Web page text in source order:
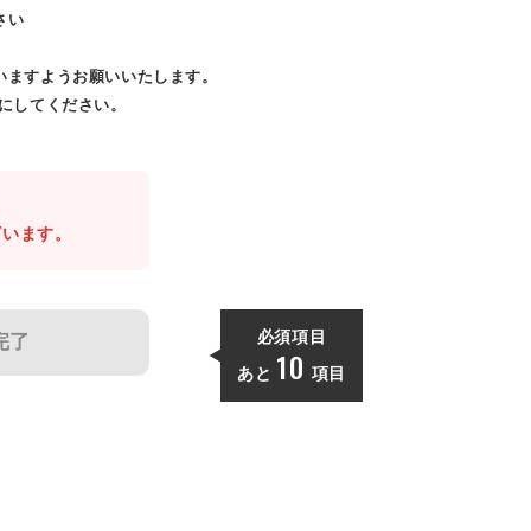
い
すようお願いいたします。
してください。
ます。
了 必須項目
あと 10 項目